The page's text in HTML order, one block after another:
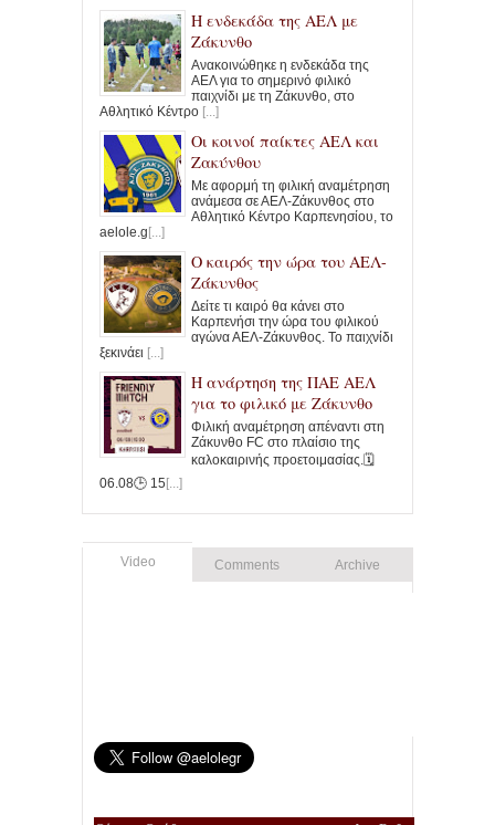
Η ενδεκάδα της ΑΕΛ με
Ζάκυνθο
Ανακοινώθηκε η ενδεκάδα της
ΑΕΛ για το σημερινό φιλικό
παιχνίδι με τη Ζάκυνθο, στο
Αθλητικό Κέντρο [...]
Οι κοινοί παίκτες ΑΕΛ και
Ζακύνθου
Με αφορμή τη φιλική αναμέτρηση
ανάμεσα σε ΑΕΛ-Ζάκυνθος στο
Αθλητικό Κέντρο Καρπενησίου, το
aelole.g[...]
Ο καιρός την ώρα του ΑΕΛ-
Ζάκυνθος
Δείτε τι καιρό θα κάνει στο
Καρπενήσι την ώρα του φιλικού
αγώνα ΑΕΛ-Ζάκυνθος. To παιχνίδι
ξεκινάει [...]
Η ανάρτηση της ΠΑΕ ΑΕΛ
για το φιλικό με Ζάκυνθο
Φιλική αναμέτρηση απέναντι στη
Ζάκυνθο FC στο πλαίσιο της
καλοκαιρινής προετοιμασίας.🗓️
06.08🕒 15[...]
Video Comments Archive